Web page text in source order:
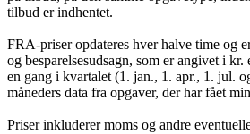
tilbud er indhentet.
FRA-priser opdateres hver halve time og
og besparelsesudsagn, som er angivet i kr.
en gang i kvartalet (1. jan., 1. apr., 1. jul.
måneders data fra opgaver, der har fået
Priser inkluderer moms og andre